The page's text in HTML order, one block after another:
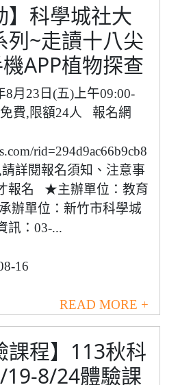
】科學城社大
列~走讀十八尖
APP植物探查
8月23日(五)上午09:00-
費,限額24人 報名網
rid=294d9ac66b9cb8
詳閱報名須知、注意事
報名 ★主辦單位：教育
辦單位：新竹市科學城
訊：03-...
16
READ MORE +
課程】113秋科
19-8/24體驗課